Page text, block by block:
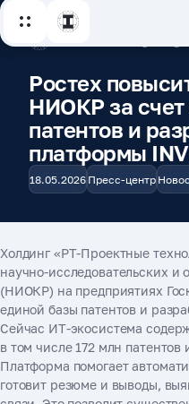
18.05.2026 Пресс-центр
Ростех
НИОКР за
патентов и
платформы
Холдинг «РТ-Проектные
научно-исследовательских и
(НИОКР) на предприятиях
единой базы патентов и
Сейчас ИТ-экосистема
в том числе 172 млн
Платформа помогает
готовит резюме и выводы,